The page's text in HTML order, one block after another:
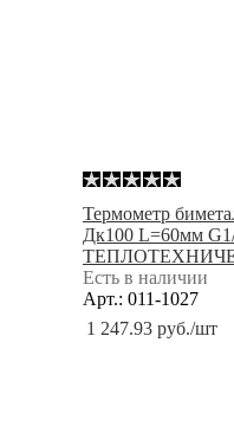
Термометр
Дк100 L=60мм
Есть в наличии
Арт.: 011-1027
1 247.93 руб./шт